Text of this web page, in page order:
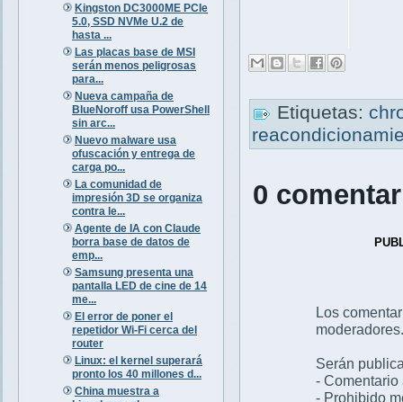
Kingston DC3000ME PCIe
5.0, SSD NVMe U.2 de
hasta ...
Las placas base de MSI
serán menos peligrosas
para...
Nueva campaña de
BlueNoroff usa PowerShell
sin arc...
Nuevo malware usa
ofuscación y entrega de
carga po...
La comunidad de
impresión 3D se organiza
contra le...
Agente de IA con Claude
borra base de datos de
emp...
Samsung presenta una
pantalla LED de cine de 14
me...
El error de poner el
repetidor Wi-Fi cerca del
router
Linux: el kernel superará
pronto los 40 millones d...
China muestra a
Etiquetas:
0
Los
moderadores.
Serán
- Comentario
- Prohibido